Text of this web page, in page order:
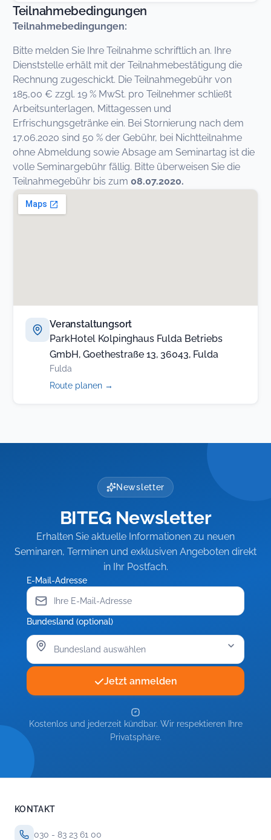
Teilnahmebedingungen
Teilnahmebedingungen:
Bitte melden Sie Ihre Teilnahme schriftlich an. Ihre
Dienststelle erhält mit der Teilnahmebestäti­gung die
Rechnung zugeschickt. Die Teilnahmegebühr von
185,00 € zzgl. 19 % MwSt. pro Teil­nehmer schließt
Arbeitsunterlagen, Mittagessen und
Erfrischungsgetränke ein. Bei Stornierung nach dem
17.06.2020 sind 50 % der Gebühr, bei Nichtteilnahme
ohne Abmeldung sowie Absage am Seminartag ist die
volle Seminargebühr fällig. Bitte überweisen Sie die
Teilnahmegebühr bis zum 08.07.2020.
Veranstaltungsort
ParkHotel Kolpinghaus Fulda Betriebs
GmbH, Goethestraße 13, 36043, Fulda
Fulda
Route planen →
Newsletter
BITEG Newsletter
Erhalten Sie aktuelle Informationen zu neuen
Seminaren, Terminen und exklusiven Angeboten direkt
in Ihr Postfach.
E-Mail-Adresse
Bundesland (optional)
Jetzt anmelden
Kostenlos und jederzeit kündbar. Wir respektieren Ihre
Privatsphäre.
KONTAKT
030 - 83 23 61 00